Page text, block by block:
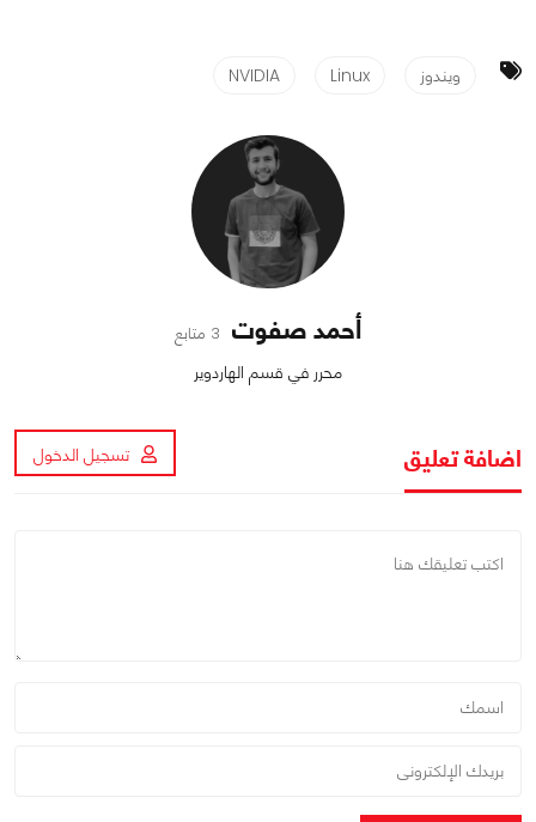
ويندوز Linux
NVIDIA
أحمد صفوت 3 متابع
محرر في قسم الهاردوير
اضافة تعليق تسجيل الدخول